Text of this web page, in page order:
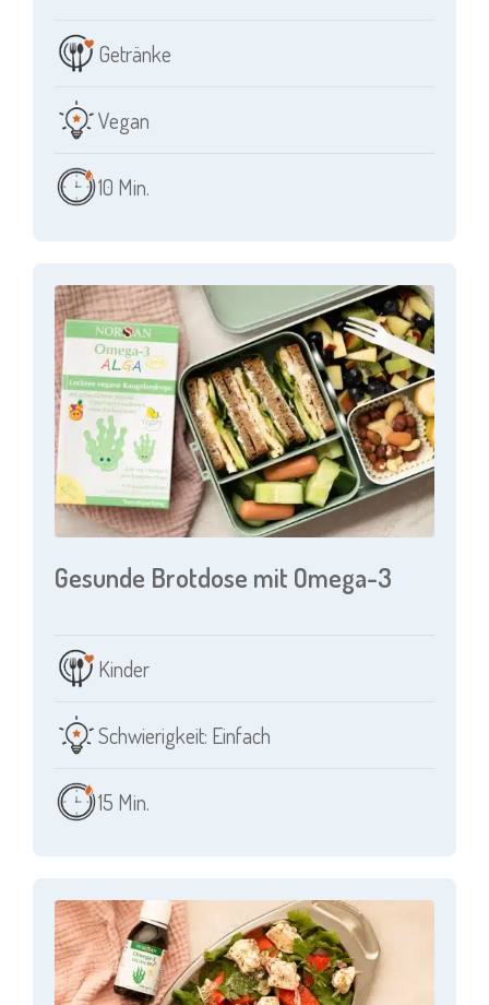
Getränke
Vegan
10 Min.
Gesunde Brotdose mit Omega-3
Kinder
Schwierigkeit: Einfach
15 Min.